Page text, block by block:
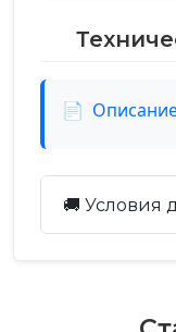
📄
🚚 Условия